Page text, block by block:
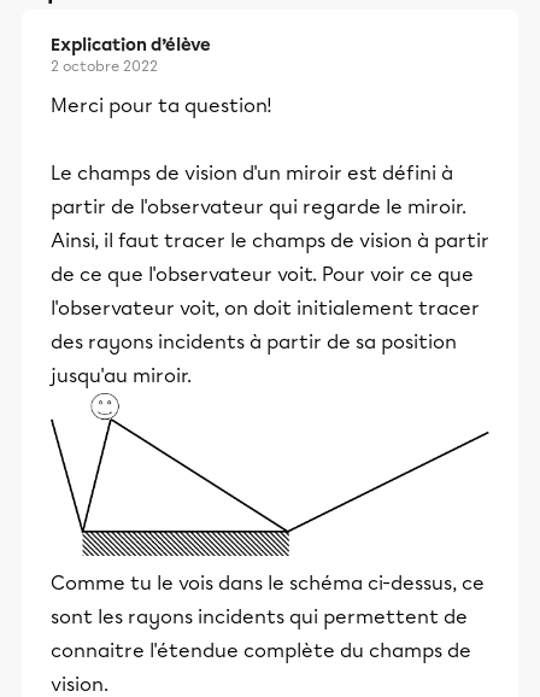
Explication d’élève
2 octobre 2022
Merci pour ta question!
Le champs de vision d'un miroir est défini à
partir de l'observateur qui regarde le miroir.
Ainsi, il faut tracer le champs de vision à partir
de ce que l'observateur voit. Pour voir ce que
l'observateur voit, on doit initialement tracer
des rayons incidents à partir de sa position
jusqu'au miroir.
Comme tu le vois dans le schéma ci-dessus, ce
sont les rayons incidents qui permettent de
connaitre l'étendue complète du champs de
vision.